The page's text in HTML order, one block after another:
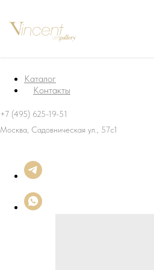
Каталог
Контакты
+7 (495) 625-19-51
Москва, Садовническая ул., 57с1